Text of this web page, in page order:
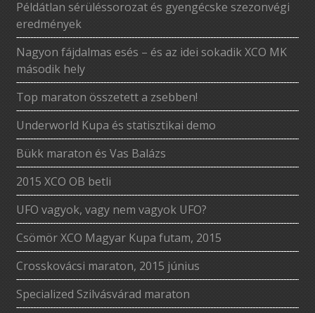
Példátlan sérüléssorozat és gyengécske szezonvégi
eredmények
Nagyon fájdalmas esés – és az idei sokadik XCO MK
második hely
Top maraton összetett a zsebben!
Underworld Kupa és statisztikai demo
Bükk maraton és Vas Balázs
2015 XCO OB betli
UFO vagyok, vagy nem vagyok UFO?
Csömör XCO Magyar Kupa futam, 2015
Crosskovácsi maraton, 2015 június
Specialized Szilvásvárad maraton